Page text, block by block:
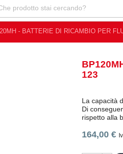
- BATTERIE DI RICAMBIO PER
123
La capacità
Di
rispetto alla
164,00 €